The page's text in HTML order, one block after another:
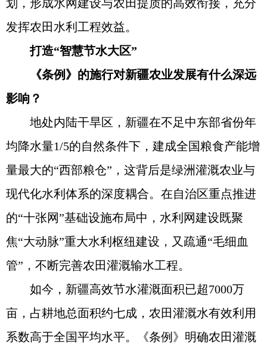
划，形成水网建设与农田提质的高效衔接，充分
发挥农田水利工程效益。
打造“智慧节水大区”
《条例》的施行对新疆农业发展有什么深远
影响？
地处内陆干旱区，新疆在不足中东部省份年
均降水量1/5的自然条件下，建成全国粮食产能增
量最大的“西部粮仓”，这背后是绿洲灌溉农业与
现代化水利体系的深度耦合。在自治区重点推进
的“十张网”基础设施布局中，水利网建设既聚
焦“大动脉”重大水利枢纽建设，又疏通“毛细血
管”，不断完善农田灌溉输水工程。
如今，新疆高效节水灌溉面积已超7000万
亩，占耕地总面积约七成，农田灌溉水有效利用
系数高于全国平均水平。《条例》明确农田灌溉